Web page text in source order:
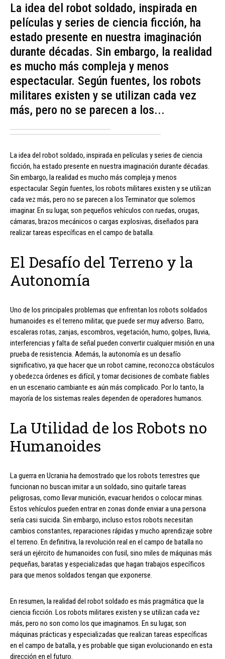
La idea del robot soldado, inspirada en
películas y series de ciencia ficción, ha
estado presente en nuestra imaginación
durante décadas. Sin embargo, la realidad
es mucho más compleja y menos
espectacular. Según fuentes, los robots
militares existen y se utilizan cada vez
más, pero no se parecen a los...
La idea del robot soldado, inspirada en películas y series de ciencia
ficción, ha estado presente en nuestra imaginación durante décadas.
Sin embargo, la realidad es mucho más compleja y menos
espectacular. Según fuentes, los robots militares existen y se utilizan
cada vez más, pero no se parecen a los Terminator que solemos
imaginar. En su lugar, son pequeños vehículos con ruedas, orugas,
cámaras, brazos mecánicos o cargas explosivas, diseñados para
realizar tareas específicas en el campo de batalla.
El Desafío del Terreno y la
Autonomía
Uno de los principales problemas que enfrentan los robots soldados
humanoides es el terreno militar, que puede ser muy adverso. Barro,
escaleras rotas, zanjas, escombros, vegetación, humo, golpes, lluvia,
interferencias y falta de señal pueden convertir cualquier misión en una
prueba de resistencia. Además, la autonomía es un desafío
significativo, ya que hacer que un robot camine, reconozca obstáculos
y obedezca órdenes es difícil, y tomar decisiones de combate fiables
en un escenario cambiante es aún más complicado. Por lo tanto, la
mayoría de los sistemas reales dependen de operadores humanos.
La Utilidad de los Robots no
Humanoides
La guerra en Ucrania ha demostrado que los robots terrestres que
funcionan no buscan imitar a un soldado, sino quitarle tareas
peligrosas, como llevar munición, evacuar heridos o colocar minas.
Estos vehículos pueden entrar en zonas donde enviar a una persona
sería casi suicida. Sin embargo, incluso estos robots necesitan
cambios constantes, reparaciones rápidas y mucho aprendizaje sobre
el terreno. En definitiva, la revolución real en el campo de batalla no
será un ejército de humanoides con fusil, sino miles de máquinas más
pequeñas, baratas y especializadas que hagan trabajos específicos
para que menos soldados tengan que exponerse.
En resumen, la realidad del robot soldado es más pragmática que la
ciencia ficción. Los robots militares existen y se utilizan cada vez
más, pero no son como los que imaginamos. En su lugar, son
máquinas prácticas y especializadas que realizan tareas específicas
en el campo de batalla, y es probable que sigan evolucionando en esta
dirección en el futuro.